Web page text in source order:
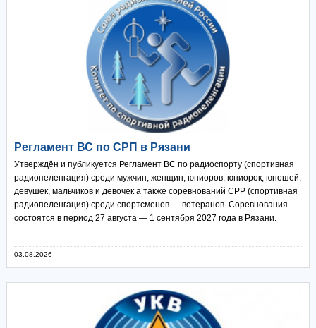
Регламент ВС по СРП в Рязани
Утверждён и публикуется Регламент ВС по радиоспорту (спортивная
радиопеленгация) среди мужчин, женщин, юниоров, юниорок, юношей,
девушек, мальчиков и девочек а также соревнований СРР (спортивная
радиопеленгация) среди спортсменов — ветеранов. Соревнования
состоятся в период 27 августа — 1 сентября 2027 года в Рязани.
03.08.2026